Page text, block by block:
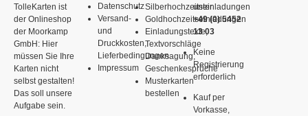
TolleKarten ist
der Onlineshop
der Moorkamp
GmbH: Hier
müssen Sie Ihre
Karten nicht
selbst gestalten!
Das soll unsere
Aufgabe sein.
Datenschutz
Versand-
und
Druckkosten,
Lieferbedingungen
Impressum
Silberhochzeitseinladungen
Goldhochzeitseinladungen
Einladungstexte,
Textvorschläge
Danksagung,
Geschenkesprüche
Musterkarten
bestellen
unter
+49 (0) 5452
13 03
Keine
Registrierung
erforderlich
Kauf per
Vorkasse,